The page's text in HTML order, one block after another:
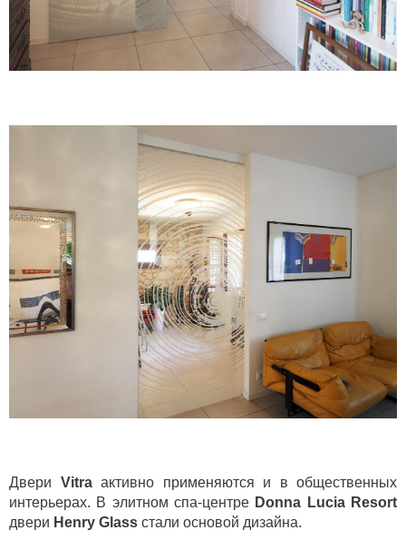
Двери Vitra активно применяются и в общественных
интерьерах. В элитном спа-центре Donna Lucia Resort
двери Henry Glass стали основой дизайна.